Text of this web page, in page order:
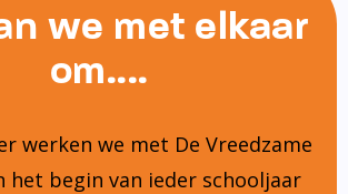
we met elkaar
om....
werken we met De Vreedzame
het begin van ieder schooljaar